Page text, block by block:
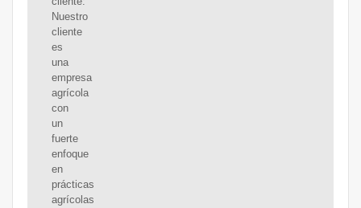
Nuestro
cliente
es
una
empresa
agrícola
con
un
fuerte
enfoque
en
prácticas
agrícolas